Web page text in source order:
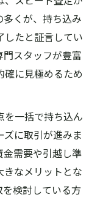
くが、持ち込み
したと証言してい
スタッフが豊富
に見極めるため
を一括で持ち込ん
に取引が進みま
需要や引越し準
なメリットとな
検討している方